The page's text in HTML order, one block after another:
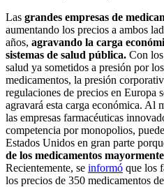
Las grandes empresas de
aumentando los precios a ambos
años, agravando la carga
sistemas de salud pública. Con
salud ya sometidos a presión por
medicamentos, la presión
regulaciones de precios en Europa
agravará esta carga económica. Al
las empresas farmacéuticas
competencia por monopolios,
Estados Unidos en gran parte
de los medicamentos
Recientemente, se informó que los
los precios de 350 medicamentos